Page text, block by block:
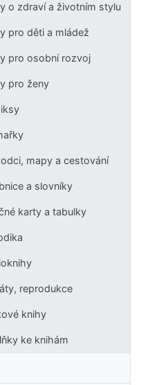
o zdraví a životním stylu
pro děti a mládež
pro osobní rozvoj
pro ženy
mapy a cestování
a slovníky
karty a tabulky
reprodukce
knihy
ke knihám